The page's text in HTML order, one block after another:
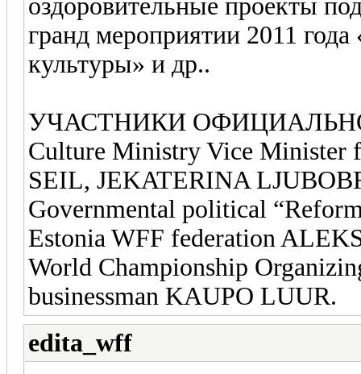
оздоровительные проекты
гранд мероприятии 2011
культуры» и др..
УЧАСТНИКИ
Culture Ministry Vice Minister
SEIL, JEKATERINA
Governmental political
Estonia WFF federation
World Championship
businessman KAUPO LUUR.
edita_wff